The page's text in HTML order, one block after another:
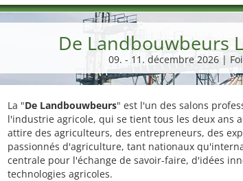
De Landbouwbeurs
09. - 11. décembre 2026 |
La "De Landbouwbeurs" est l'un des salons
l'industrie agricole, qui se tient tous les deux ans
attire des agriculteurs, des entrepreneurs, des
passionnés d'agriculture, tant nationaux
centrale pour l'échange de savoir-faire, d'idées
technologies agricoles.
Pays Villes Secteurs de foire